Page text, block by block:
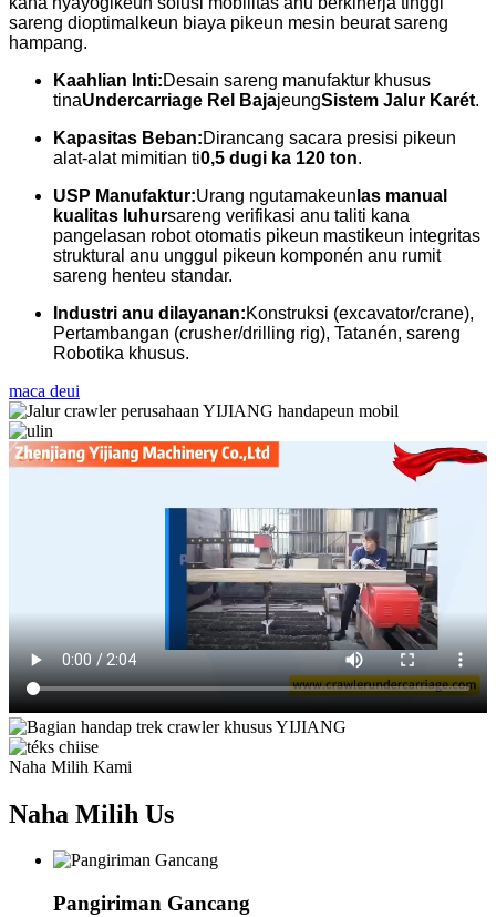
sareng dioptimalkeun biaya pikeun mesin beurat sareng
hampang.
Kaahlian Inti:Desain sareng manufaktur khusus
tinaUndercarriage Rel BajajeungSistem Jalur Karét.
Kapasitas Beban:Dirancang sacara presisi pikeun
alat-alat mimitian ti0,5 dugi ka 120 ton.
USP Manufaktur:Urang ngutamakeun las manual
kualitas luhursareng verifikasi anu taliti kana
pangelasan robot otomatis pikeun mastikeun integritas
struktural anu unggul pikeun komponén anu rumit
sareng henteu standar.
Industri anu dilayanan:Konstruksi (excavator/crane),
Pertambangan (crusher/drilling rig), Tatanén, sareng
Robotika khusus.
maca deui
Naha Milih Kami
Naha Milih Us
Pangiriman Gancang